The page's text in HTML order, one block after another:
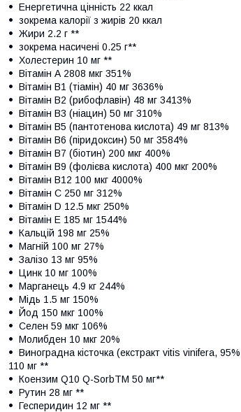
Енергетична цінність 22 ккал
зокрема калорії з жирів 20 ккал
Жири 2.2 г **
зокрема насичені 0.25 г**
Холестерин 10 мг **
Вітамін А 2808 мкг 351%
Вітамін В1 (тіамін) 40 мг 3636%
Вітамін В2 (рибофлавін) 48 мг 3413%
Вітамін В3 (ніацин) 50 мг 310%
Вітамін В5 (пантотенова кислота) 49 мг 813%
Вітамін В6 (піридоксин) 50 мг 3584%
Вітамін В7 (біотин) 200 мкг 400%
Вітамін В9 (фолієва кислота) 400 мкг 200%
Вітамін В12 100 мкг 4000%
Вітамін C 250 мг 312%
Вітамін D 12.5 мкг 250%
Вітамін Е 185 мг 1544%
Кальцій 198 мг 25%
Магній 100 мг 27%
Залізо 13 мг 95%
Цинк 10 мг 100%
Марганець 4.9 кг 244%
Мідь 1.5 мг 150%
Йод 150 мкг 100%
Селен 59 мкг 106%
Молибден 10 мкг 20%
Виноградна кісточка (екстракт vitis vinifera,
110 мг **
Коензим Q10 Q-SorbTM 50 мг**
Рутин 28 мг **
Гесперидин 12 мг **